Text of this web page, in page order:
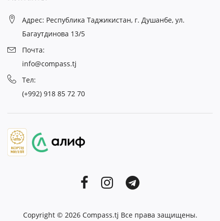
Адрес: Республика Таджикистан, г. Душанбе, ул.
Багаутдинова 13/5
Почта:
info@compass.tj
Тел:
(+992) 918 85 72 70
Copyright © 2026 Compass.tj Все права защищены.